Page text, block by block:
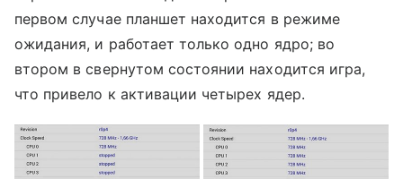
первом случае планшет находится в режиме
ожидания, и работает только одно ядро; во
втором в свернутом состоянии находится игра,
что привело к активации четырех ядер.